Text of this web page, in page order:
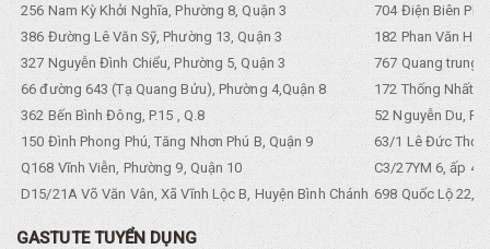
256 Nam Kỳ Khởi Nghĩa, Phường 8, Quận 3
704 Điện Biên
386 Đường Lê Văn Sỹ, Phường 13, Quận 3
182 Phan Văn
327 Nguyễn Đình Chiểu, Phường 5, Quận 3
767 Quang trung,
66 đường 643 (Tạ Quang Bửu), Phường 4,Quận 8
172 Thống Nhất.
362 Bến Bình Đông, P.15 , Q.8
52 Nguyễn Du,
150 Đình Phong Phú, Tăng Nhơn Phú B, Quận 9
63/1 Lê Đức Thọ,
Q168 Vĩnh Viễn, Phường 9, Quận 10
C3/27YM 6, ấp 4,
D15/21A Võ Văn Vân, Xã Vĩnh Lộc B, Huyện Bình Chánh 698 Quốc Lộ 22,
GASTUTE TUYỂN DỤNG